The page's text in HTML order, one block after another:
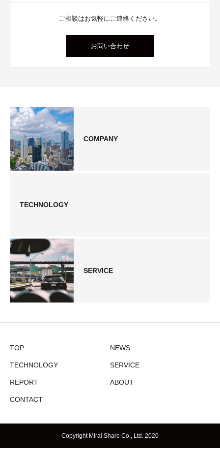
ご相談はお気軽にご連絡ください。
お問い合わせ
COMPANY
TECHNOLOGY
SERVICE
TOP NEWS
TECHNOLOGY SERVICE
REPORT ABOUT
CONTACT
Copyright Mirai Share Co., Ltd. 2020